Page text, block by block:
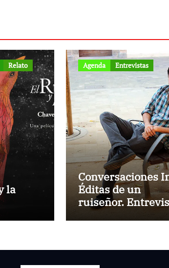
Relato
la
Agenda Entrevistas
Conversaciones
Éditas de un
ruiseñor.